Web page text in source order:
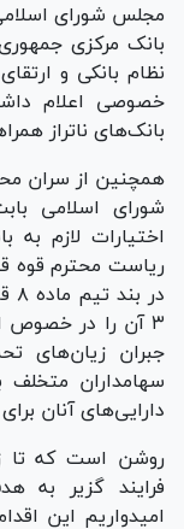
مجلس شورای
بانک مرکزی
نظام بانکی و
خصوصی اعلام
بانک‌های ناتراز
همچنین از سران
شورای اسلامی
اختیارات لازم
ریاست محترم قوه
۳ آن را در خصوص
جبران زیان‌های
سهامداران متخلف
دارایی‌های آنان
روشن است که تا
فرایند گزیر به
امیدواریم این